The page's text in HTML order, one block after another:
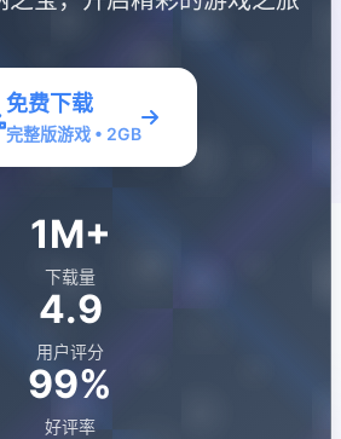
免费下载
完整版游戏 • 2GB
1M+
下载量
4.9
用户评分
99%
好评率